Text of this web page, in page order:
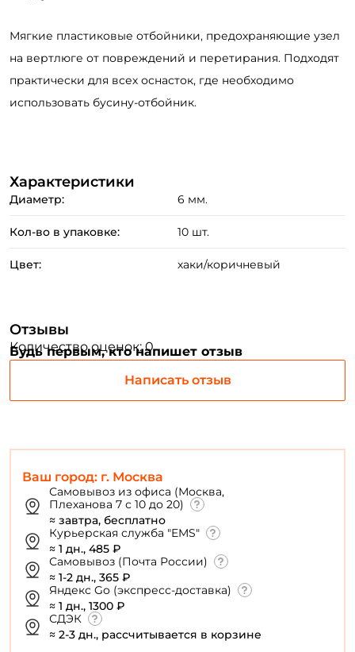
Ваш город: г. Москва
Самовывоз из офиса (Москва,
Плеханова 7 с 10 до 20)
≈ завтра, бесплатно
Курьерская служба "EMS"
≈ 1 дн., 485 ₽
Самовывоз (Почта России)
≈ 1-2 дн., 365 ₽
Яндекс Go (экспресс-доставка)
≈ 1 дн., 1300 ₽
СДЭК
≈ 2-3 дн., рассчитывается в корзине
Мягкие пластиковые отбойники, предохраняющие узел
на вертлюге от повреждений и перетирания. Подходят
практически для всех оснасток, где необходимо
использовать бусину-отбойник.
Характеристики
Диаметр: 6 мм.
Кол-во в упаковке: 10 шт.
Цвет: хаки/коричневый
Отзывы
Количество оценок: 0
Будь первым, кто напишет отзыв
Написать отзыв
Email: *
Номер телефона: *
Повторите пароль: *
Заполняя данную форму вы соглашаетесь на обработку
персональных данных
Создать аккаунт
У меня уже есть аккаунт